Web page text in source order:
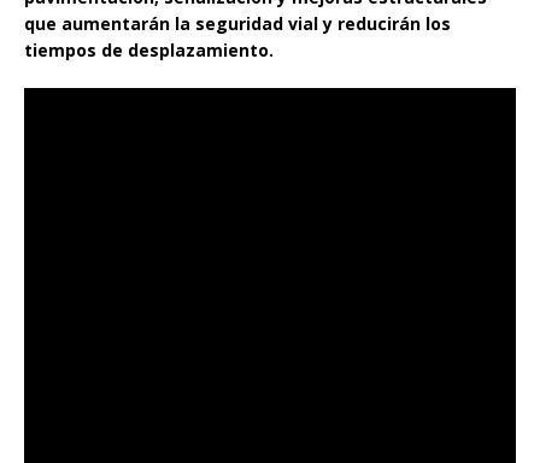
que aumentarán la seguridad vial y reducirán los
tiempos de desplazamiento.